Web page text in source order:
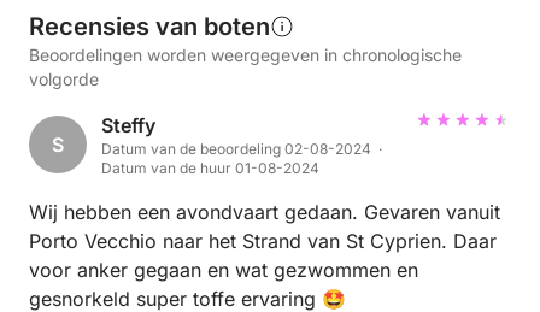
Recensies van boten
Beoordelingen worden weergegeven in chronologische
volgorde
S
Steffy
Datum van de beoordeling 02-08-2024 ·
Datum van de huur 01-08-2024
Wij hebben een avondvaart gedaan. Gevaren vanuit
Porto Vecchio naar het Strand van St Cyprien. Daar
voor anker gegaan en wat gezwommen en
gesnorkeld super toffe ervaring 🤩